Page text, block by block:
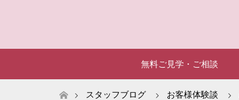
無料ご見学・ご相談
ホームスタッフブログ お客様体験談